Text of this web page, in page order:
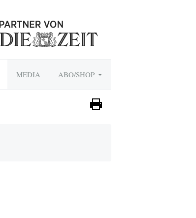
MEDIA ABO/SHOP